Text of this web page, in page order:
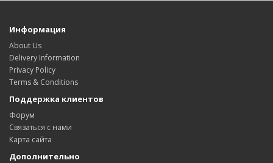
Информация
About Us
Delivery Information
Privacy Policy
Terms & Conditions
Поддержка клиентов
Форум
Связаться с нами
Карта сайта
Дополнительно